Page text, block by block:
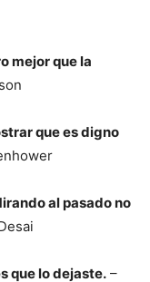
mejor que la
que es digno
al pasado no
que lo dejaste. –